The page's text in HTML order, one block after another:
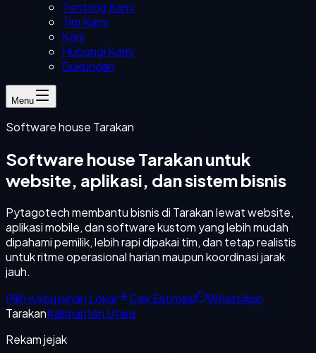
Tentang Kami
Tim Kami
Karir
Hubungi Kami
Dukungan
Menu
Software house Tarakan
Software house Tarakan untuk
website, aplikasi, dan sistem bisnis
Pytagotech membantu bisnis di Tarakan lewat website,
aplikasi mobile, dan software kustom yang lebih mudah
dipahami pemilik, lebih rapi dipakai tim, dan tetap realistis
untuk ritme operasional harian maupun koordinasi jarak
jauh.
Pilih Kebutuhan Lokal
Cek Estimasi
WhatsApp
TarakanKalimantan Utara
Rekam jejak